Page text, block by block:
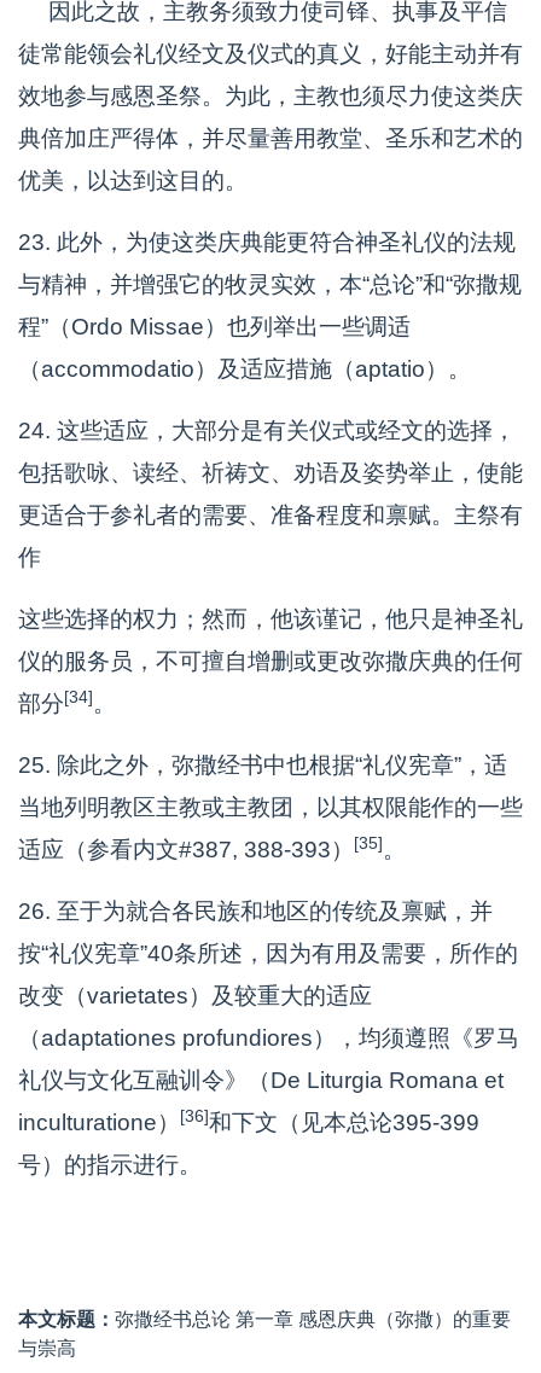
因此之故，主教务须致力使司铎、执事及平信
徒常能领会礼仪经文及仪式的真义，好能主动并有
效地参与感恩圣祭。为此，主教也须尽力使这类庆
典倍加庄严得体，并尽量善用教堂、圣乐和艺术的
优美，以达到这目的。
23. 此外，为使这类庆典能更符合神圣礼仪的法规
与精神，并增强它的牧灵实效，本“总论”和“弥撒规
程”（Ordo Missae）也列举出一些调适
（accommodatio）及适应措施（aptatio）。
24. 这些适应，大部分是有关仪式或经文的选择，
包括歌咏、读经、祈祷文、劝语及姿势举止，使能
更适合于参礼者的需要、准备程度和禀赋。主祭有
作
这些选择的权力；然而，他该谨记，他只是神圣礼
仪的服务员，不可擅自增删或更改弥撒庆典的任何
部分[34]。
25. 除此之外，弥撒经书中也根据“礼仪宪章”，适
当地列明教区主教或主教团，以其权限能作的一些
适应（参看内文#387, 388-393）
[35]。
26. 至于为就合各民族和地区的传统及禀赋，并
按“礼仪宪章”40条所述，因为有用及需要，所作的
改变（varietates）及较重大的适应
（adaptationes profundiores），均须遵照《罗马
礼仪与文化互融训令》（De Liturgia Romana et
inculturatione）
[36]和下文（见本总论395-399
号）的指示进行。
本文标题： 弥撒经书总论 第一章 感恩庆典（弥撒）的重要
与崇高